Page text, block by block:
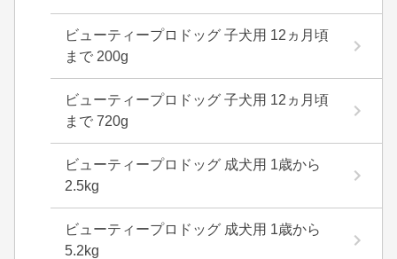
ビューティープロドッグ 子犬用 12ヵ月頃
まで 200g
ビューティープロドッグ 子犬用 12ヵ月頃
まで 720g
ビューティープロドッグ 成犬用 1歳から
2.5kg
ビューティープロドッグ 成犬用 1歳から
5.2kg